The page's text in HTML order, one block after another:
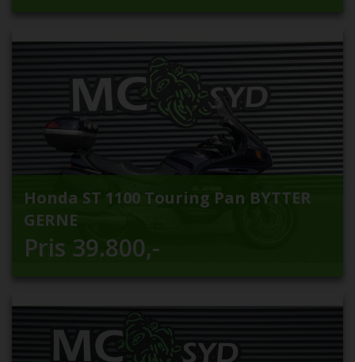
Honda ST 1100 Touring Pan BYTTER
GERNE
Pris 39.800,-